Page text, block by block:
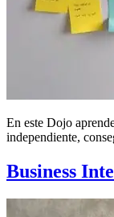
En este Dojo
independiente,
Business